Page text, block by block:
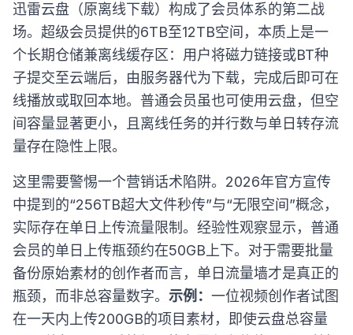
迅雷云盘（原离线下载）构成了会员体系的第二战
场。超级会员提供的6TB至12TB空间，本质上是一
个长期仓储兼离线缓存区：用户将磁力链接或BT种
子提交至云端后，由服务器代为下载，完成后即可在
线播放或取回本地。普通会员虽也可使用云盘，但空
间容量显著更小，且离线任务的并行数与单日转存流
量存在隐性上限。
这里需要警惕一个营销话术陷阱。2026年官方宣传
中提到的“256TB超大文件秒传”与“无限空间”概念，
实际存在单日上传流量限制。经验性观察显示，普通
会员的单日上传瓶颈约在50GB上下。对于需要批量
备份原始素材的创作者而言，单日流量墙才是真正的
瓶颈，而非总容量数字。 示例： 一位视频创作者试图
在一天内上传200GB的项目素材，即使云盘总容量